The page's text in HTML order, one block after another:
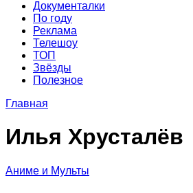
Документалки
По году
Реклама
Телешоу
ТОП
Звёзды
Полезное
Главная
Илья Хрусталёв
Аниме и Мульты